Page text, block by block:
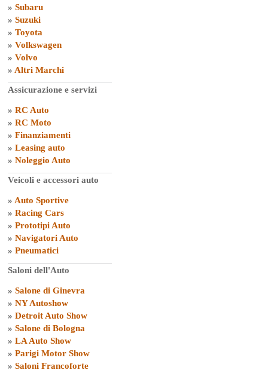
» Subaru
» Suzuki
» Toyota
» Volkswagen
» Volvo
» Altri Marchi
Assicurazione e servizi
» RC Auto
» RC Moto
» Finanziamenti
» Leasing auto
» Noleggio Auto
Veicoli e accessori auto
» Auto Sportive
» Racing Cars
» Prototipi Auto
» Navigatori Auto
» Pneumatici
Saloni dell'Auto
» Salone di Ginevra
» NY Autoshow
» Detroit Auto Show
» Salone di Bologna
» LA Auto Show
» Parigi Motor Show
» Saloni Francoforte